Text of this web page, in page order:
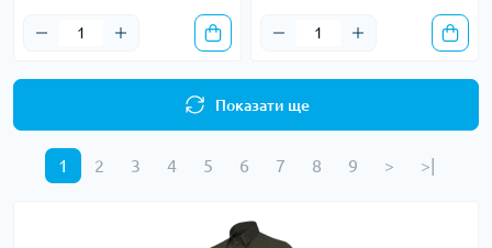
Показати ще
1 2 3 4 5 6 7 8 9 > >|